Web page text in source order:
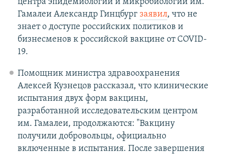
центра эпидемиологии и микробиологии им.
Гамалеи Александр Гинцбург заявил, что не
знает о доступе российских политиков и
бизнесменов к российской вакцине от COVID-
19.
Помощник министра здравоохранения
Алексей Кузнецов рассказал, что клинические
испытания двух форм вакцины,
разработанной исследовательским центром
им. Гамалеи, продолжаются: "Вакцину
получили добровольцы, официально
включенные в испытания. После завершения